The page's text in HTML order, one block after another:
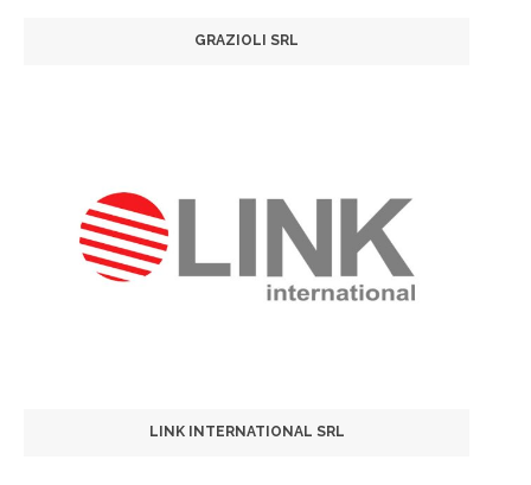
GRAZIOLI SRL
LINK INTERNATIONAL SRL